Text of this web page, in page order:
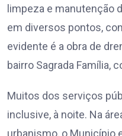
limpeza e manutenção
em diversos pontos,
evidente é a obra de
bairro Sagrada Família,
Muitos dos serviços
inclusive, à noite. Na
urbanismo, o Município